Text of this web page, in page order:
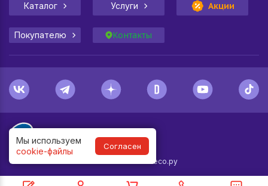
Мы используем
cookie-файлы
Согласен
Каталог Услуги Акции
Покупателю Контакты
© Колесо.ру